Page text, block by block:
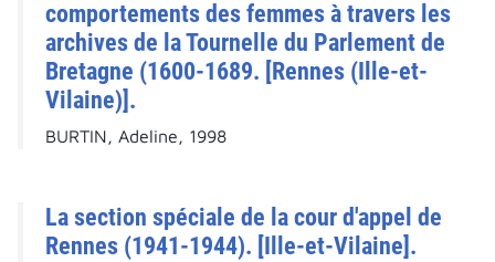
comportements des femmes à travers les
archives de la Tournelle du Parlement de
Bretagne (1600-1689. [Rennes (Ille-et-
Vilaine)].
BURTIN, Adeline, 1998
La section spéciale de la cour d'appel de
Rennes (1941-1944). [Ille-et-Vilaine].